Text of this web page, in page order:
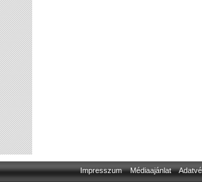
Impresszum Médiaajánlat